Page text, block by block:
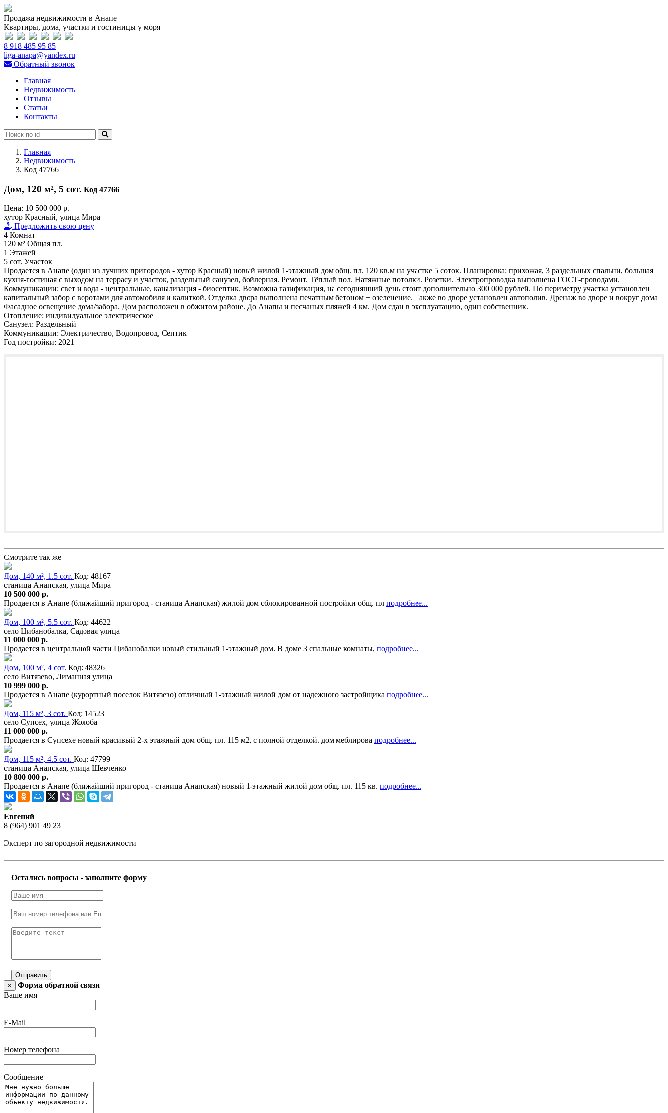
Продажа недвижимости в Анапе
Квартиры, дома, участки и гостиницы у моря
8 918 485 95 85
liga-anapa@yandex.ru
Обратный звонок
Главная
Недвижимость
Отзывы
Статьи
Контакты
Главная
Недвижимость
Код 47766
Дом, 120 м², 5 сот. Код 47766
Цена: 10 500 000 р.
хутор Красный, улица Мира
Предложить свою цену
4 Комнат
120 м² Общая пл.
1 Этажей
5 сот. Участок
Продается в Анапе (один из лучших пригородов - хутор Красный) новый жилой 1-этажный дом общ. пл. 120 кв.м на участке 5 соток. Планировка: прихожая, 3 раздельных спальни, большая
кухня-гостиная с выходом на террасу и участок, раздельный санузел, бойлерная. Ремонт. Тёплый пол. Натяжные потолки. Розетки. Электропроводка выполнена ГОСТ-проводами.
Коммуникации: свет и вода - центральные, канализация - биосептик. Возможна газификация, на сегодняшний день стоит дополнительно 300 000 рублей. По периметру участка установлен
капитальный забор с воротами для автомобиля и калиткой. Отделка двора выполнена печатным бетоном + озеленение. Также во дворе установлен автополив. Дренаж во дворе и вокруг дома
Фасадное освещение дома/забора. Дом расположен в обжитом районе. До Анапы и песчаных пляжей 4 км. Дом сдан в эксплуатацию, один собственник.
Отопление: индивидуальное электрическое
Санузел: Раздельный
Коммуникации: Электричество, Водопровод, Септик
Год постройки: 2021
Смотрите так же
Дом, 140 м², 1.5 сот. Код: 48167
станица Анапская, улица Мира
10 500 000 р.
Продается в Анапе (ближайший пригород - станица Анапская) жилой дом сблокированной постройки общ. пл подробнее...
Дом, 100 м², 5.5 сот. Код: 44622
село Цибанобалка, Садовая улица
11 000 000 р.
Продается в центральной части Цибанобалки новый стильный 1-этажный дом. В доме 3 спальные комнаты, подробнее...
Дом, 100 м², 4 сот. Код: 48326
село Витязево, Лиманная улица
10 999 000 р.
Продается в Анапе (курортный поселок Витязево) отличный 1-этажный жилой дом от надежного застройщика подробнее...
Дом, 115 м², 3 сот. Код: 14523
село Супсех, улица Жолоба
11 000 000 р.
Продается в Супсехе новый красивый 2-х этажный дом общ. пл. 115 м2, с полной отделкой. дом меблирова подробнее...
Дом, 115 м², 4.5 сот. Код: 47799
станица Анапская, улица Шевченко
10 800 000 р.
Продается в Анапе (ближайший пригород - станица Анапская) новый 1-этажный жилой дом общ. пл. 115 кв. подробнее...
Евгений
8 (964) 901 49 23
Эксперт по загородной недвижимости
Остались вопросы - заполните форму
Отправить
×
Форма обратной связи
Ваше имя
E-Mail
Номер телефона
Сообщение